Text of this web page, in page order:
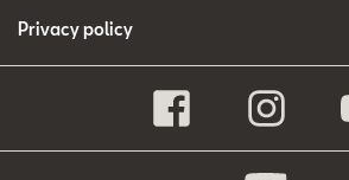
Privacy policy